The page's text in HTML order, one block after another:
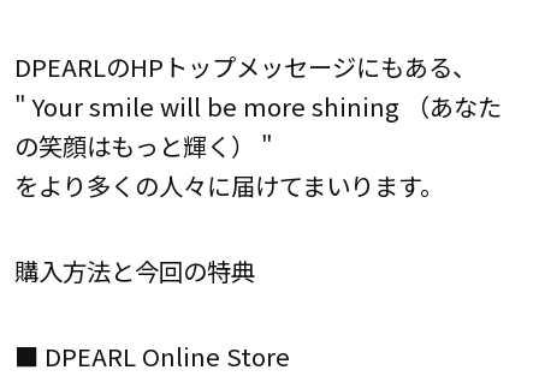
DPEARLのHPトップメッセージにもある、
" Your smile will be more shining （あなた
の笑顔はもっと輝く） "
をより多くの人々に届けてまいります。
購入方法と今回の特典
■ DPEARL Online Store